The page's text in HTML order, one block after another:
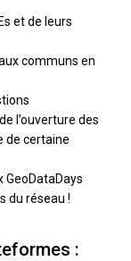
et de leurs
communs en
l’ouverture des
de certaine
GeoDataDays
du réseau !
: